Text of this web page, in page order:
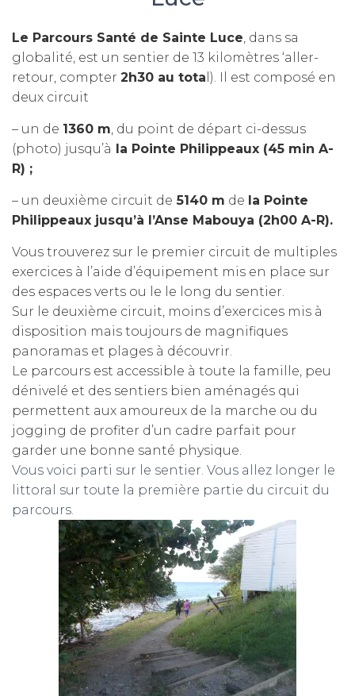
Le Parcours Santé de Sainte Luce, dans sa
globalité, est un sentier de 13 kilomètres ‘aller-
retour, compter 2h30 au tota l). Il est composé en
deux circuit
– un de 1360 m, du point de départ ci-dessus
(photo) jusqu’à
la Pointe Philippeaux (45 min A-
R) ;
– un deuxième circuit de 5140 m de la Pointe
Philippeaux jusqu’à l’Anse Mabouya (2h00 A-R).
Vous trouverez sur le premier circuit de multiples
exercices à l’aide d’équipement mis en place sur
des espaces verts ou le le long du sentier.
Sur le deuxième circuit, moins d’exercices mis à
disposition mais toujours de magnifiques
panoramas et plages à découvrir.
Le parcours est accessible à toute la famille, peu
dénivelé et des sentiers bien aménagés qui
permettent aux amoureux de la marche ou du
jogging de profiter d’un cadre parfait pour
garder une bonne santé physique.
Vous voici parti sur le sentier. Vous allez longer le
littoral sur toute la première partie du circuit du
parcours.